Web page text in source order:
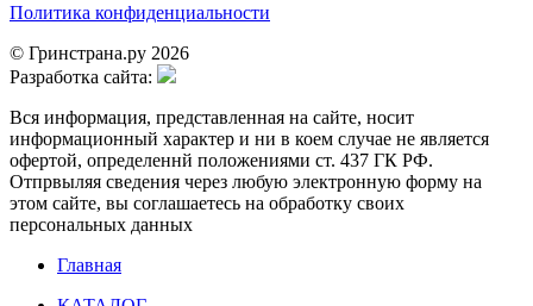
Политика конфиденциальности
© Гринстрана.ру 2026
Разработка сайта:
Вся информация, представленная на сайте, носит
информационный характер и ни в коем случае не является
офертой, определеннй положениями ст. 437 ГК РФ.
Отпрвыляя сведения через любую электронную форму на
этом сайте, вы соглашаетесь на обработку своих
персональных данных
Главная